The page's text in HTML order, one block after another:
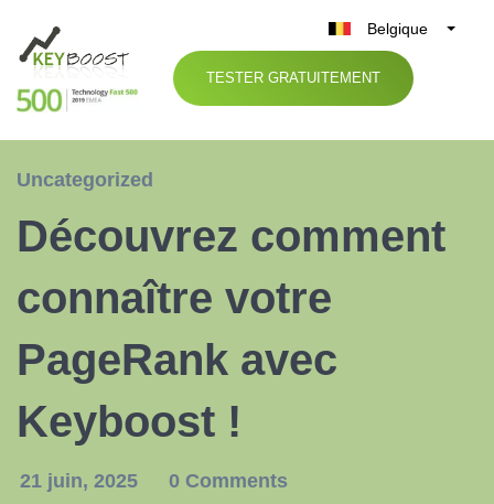
Belgique
België
Nederland
España
TESTER GRATUITEMENT
Uncategorized
Découvrez comment
connaître votre
PageRank avec
Keyboost !
21 juin, 2025 0 Comments